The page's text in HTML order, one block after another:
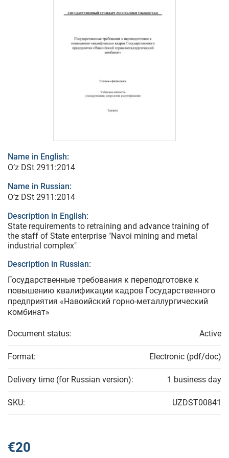
Name in English:
O’z DSt 2911:2014
Name in Russian:
O’z DSt 2911:2014
Description in English:
State requirements to retraining and advance training of
the staff of State enterprise "Navoi mining and metal
industrial complex"
Description in Russian:
Государственные требования к переподготовке к
повышению квалификации кадров Государственного
предприятия «Навоийский горно-металлургический
комбинат»
Document status: Active
Format: Electronic (pdf/doc)
Delivery time (for Russian version): 1 business day
SKU: UZDST00841
€20